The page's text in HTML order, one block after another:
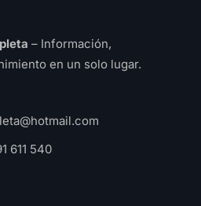
– Información,
en un solo lugar.
611 540